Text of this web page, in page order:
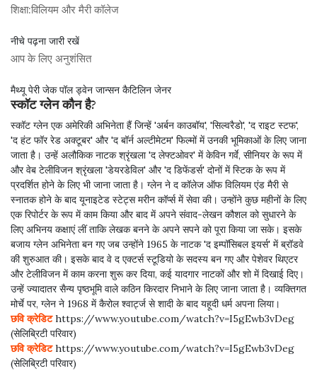
शिक्षा:विलियम और मैरी कॉलेज
नीचे पढ़ना जारी रखें
आप के लिए अनुशंसित
मैथ्यू पेरी जेक पॉल ड्वेन जान्सन कैटिलिन जेनर
स्कॉट ग्लेन कौन है?
स्कॉट ग्लेन एक अमेरिकी अभिनेता हैं जिन्हें 'अर्बन काउबॉय', 'सिल्वरैडो', 'द राइट स्टफ',
'द हंट फॉर रेड अक्टूबर' और 'द बॉर्न अल्टीमेटम' फिल्मों में उनकी भूमिकाओं के लिए जाना
जाता है। उन्हें अलौकिक नाटक श्रृंखला 'द लेफ्टओवर' में केविन गर्वे, सीनियर के रूप में
और वेब टेलीविजन श्रृंखला 'डेयरडेविल' और 'द डिफेंडर्स' दोनों में स्टिक के रूप में
प्रदर्शित होने के लिए भी जाना जाता है। ग्लेन ने द कॉलेज ऑफ विलियम एंड मैरी से
स्नातक होने के बाद यूनाइटेड स्टेट्स मरीन कॉर्प्स में सेवा की। उन्होंने कुछ महीनों के लिए
एक रिपोर्टर के रूप में काम किया और बाद में अपने संवाद-लेखन कौशल को सुधारने के
लिए अभिनय कक्षाएं लीं ताकि लेखक बनने के अपने सपने को पूरा किया जा सके। इसके
बजाय ग्लेन अभिनेता बन गए जब उन्होंने 1965 के नाटक 'द इम्पॉसिबल इयर्स' में ब्रॉडवे
की शुरुआत की। इसके बाद वे द एक्टर्स स्टूडियो के सदस्य बन गए और पेशेवर थिएटर
और टेलीविजन में काम करना शुरू कर दिया, कई यादगार नाटकों और शो में दिखाई दिए।
उन्हें ज्यादातर सैन्य पृष्ठभूमि वाले कठिन किरदार निभाने के लिए जाना जाता है। व्यक्तिगत
मोर्चे पर, ग्लेन ने 1968 में कैरोल श्वार्ट्ज से शादी के बाद यहूदी धर्म अपना लिया।
छवि क्रेडिटhttps://www.youtube.com/watch?v=I5gEwb3vDeg
(सेलिब्रिटी परिवार)
छवि क्रेडिटhttps://www.youtube.com/watch?v=I5gEwb3vDeg
(सेलिब्रिटी परिवार)